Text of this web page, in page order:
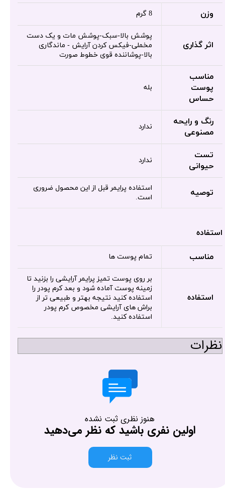
وزن 8 گرم
اثر گذاری
پوشش بالا-سبک-پوشش مات و یک دست
مخملی-فیکس کردن آرایش - ماندگاری
بالا-پوشاننده قوی خطوط صورت
مناسب
پوست
حساس
بله
رنگ و رایحه
مصنوعی
ندارد
تست
حیوانی
ندارد
توصیه
استفاده پرایمر قبل از این محصول ضروری
است.
استفاده
مناسب تمام پوست ها
استفاده
بر روی پوست تمیز پرایمر آرایشی را بزنید تا
زمینه پوست آماده شود و بعد کرم پودر را
استفاده کنید نتیجه بهتر و طبیعی تر از
براش های آرایشی مخصوص کرم پودر
استفاده کنید.
نظرات
هنوز نظری ثبت نشده
اولین نفری باشید که نظر می‌دهید
ثبت نظر